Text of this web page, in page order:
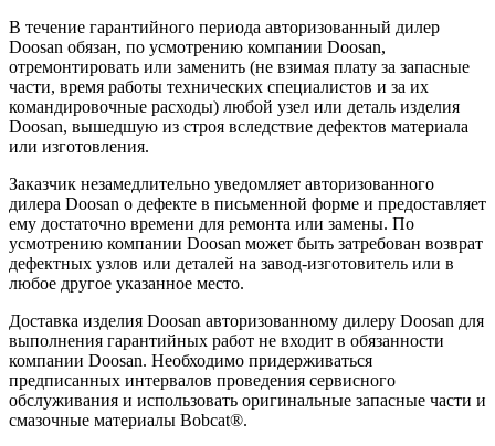
В течение гарантийного периода авторизованный дилер
Doosan обязан, по усмотрению компании Doosan,
отремонтировать или заменить (не взимая плату за запасные
части, время работы технических специалистов и за их
командировочные расходы) любой узел или деталь изделия
Doosan, вышедшую из строя вследствие дефектов материала
или изготовления.
Заказчик незамедлительно уведомляет авторизованного
дилера Doosan о дефекте в письменной форме и предоставляет
ему достаточно времени для ремонта или замены. По
усмотрению компании Doosan может быть затребован возврат
дефектных узлов или деталей на завод-изготовитель или в
любое другое указанное место.
Доставка изделия Doosan авторизованному дилеру Doosan для
выполнения гарантийных работ не входит в обязанности
компании Doosan. Необходимо придерживаться
предписанных интервалов проведения сервисного
обслуживания и использовать оригинальные запасные части и
смазочные материалы Bobcat®.